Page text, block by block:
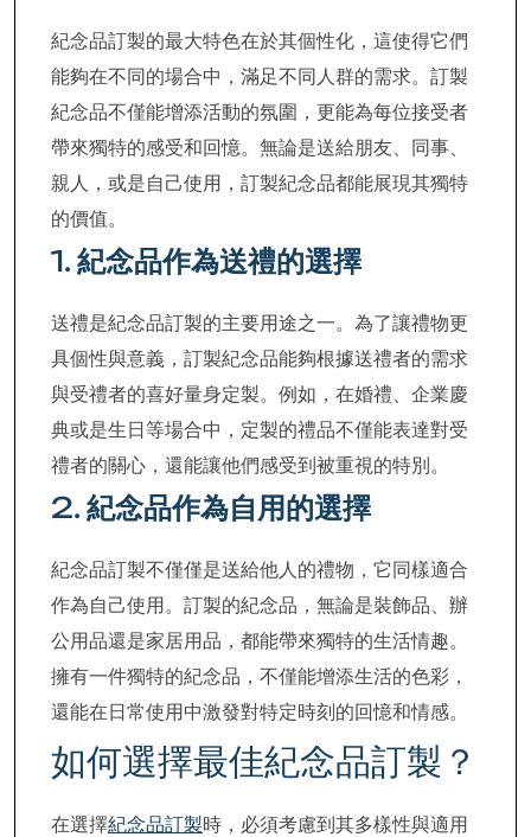
紀念品訂製的最大特色在於其個性化，這使得它們
能夠在不同的場合中，滿足不同人群的需求。訂製
紀念品不僅能增添活動的氛圍，更能為每位接受者
帶來獨特的感受和回憶。無論是送給朋友、同事、
親人，或是自己使用，訂製紀念品都能展現其獨特
的價值。
1. 紀念品作為送禮的選擇
送禮是紀念品訂製的主要用途之一。為了讓禮物更
具個性與意義，訂製紀念品能夠根據送禮者的需求
與受禮者的喜好量身定製。例如，在婚禮、企業慶
典或是生日等場合中，定製的禮品不僅能表達對受
禮者的關心，還能讓他們感受到被重視的特別。
2. 紀念品作為自用的選擇
紀念品訂製不僅僅是送給他人的禮物，它同樣適合
作為自己使用。訂製的紀念品，無論是裝飾品、辦
公用品還是家居用品，都能帶來獨特的生活情趣。
擁有一件獨特的紀念品，不僅能增添生活的色彩，
還能在日常使用中激發對特定時刻的回憶和情感。
如何選擇最佳紀念品訂製？
在選擇紀念品訂製時，必須考慮到其多樣性與適用